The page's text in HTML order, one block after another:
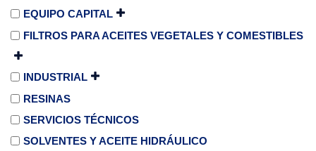
EQUIPO CAPITAL
FILTROS PARA ACEITES VEGETALES Y COMESTIBLES
INDUSTRIAL
RESINAS
SERVICIOS TÉCNICOS
SOLVENTES Y ACEITE HIDRÁULICO